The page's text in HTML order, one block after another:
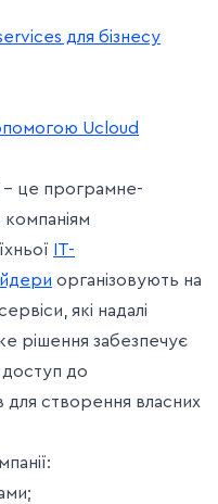
для бізнесу
Ucloud
– це програмне-
IT-
організовують на
які надалі
рішення забезпечує
доступ до
створення власних